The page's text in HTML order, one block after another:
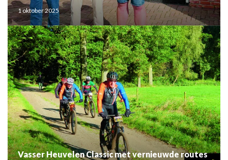
1 oktober 2025
Vasser Heuvelen Classic met vernieuwde routes